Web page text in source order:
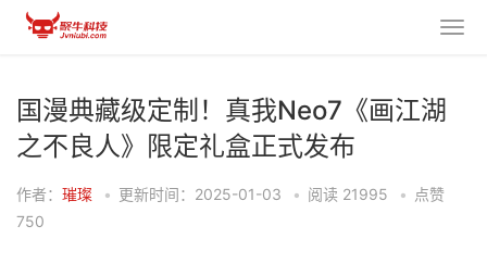
国漫典藏级定制！真我Neo7《画江湖
之不良人》限定礼盒正式发布
作者： 璀璨 • 更新时间：2025-01-03 • 阅读 21995 • 点赞
750